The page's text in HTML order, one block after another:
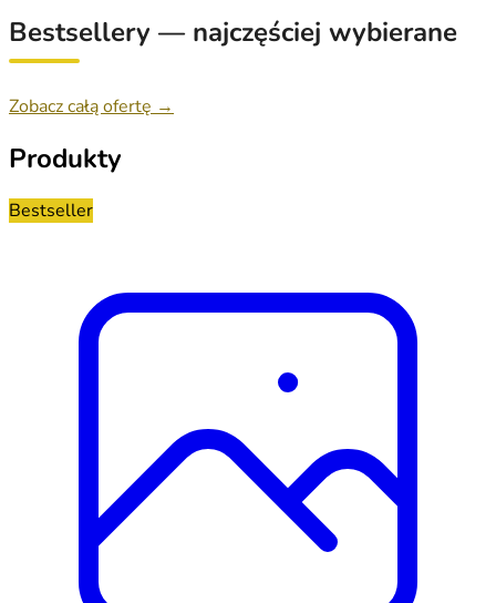
Bestsellery — najczęściej wybierane
Zobacz całą ofertę →
Produkty
Bestseller